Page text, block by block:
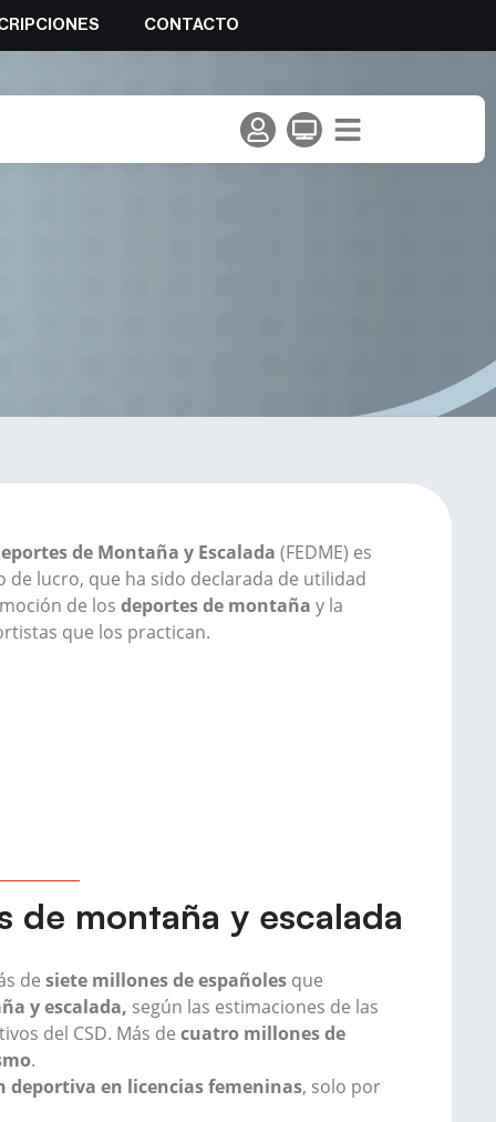
CONTACTO
de Montaña y Escalada (FEDME) es
lucro, que ha sido declarada de utilidad
de los deportes de montaña y la
que los practican.
montaña y escalada
de siete millones de españoles que
y escalada, según las estimaciones de las
del CSD. Más de cuatro millones de
.
deportiva en licencias femeninas, solo por